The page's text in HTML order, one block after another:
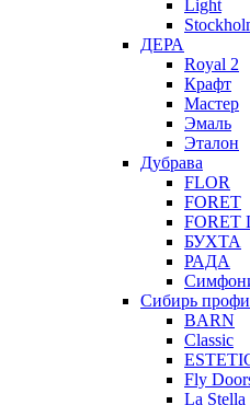
Light
ДЕРА
Royal 2
Крафт
Мастер
Эмаль
Эталон
Дубрава
FLOR
FORET
FORET
БУХТА
РАДА
Сибирь
BARN
Classic
Fly
La Stella